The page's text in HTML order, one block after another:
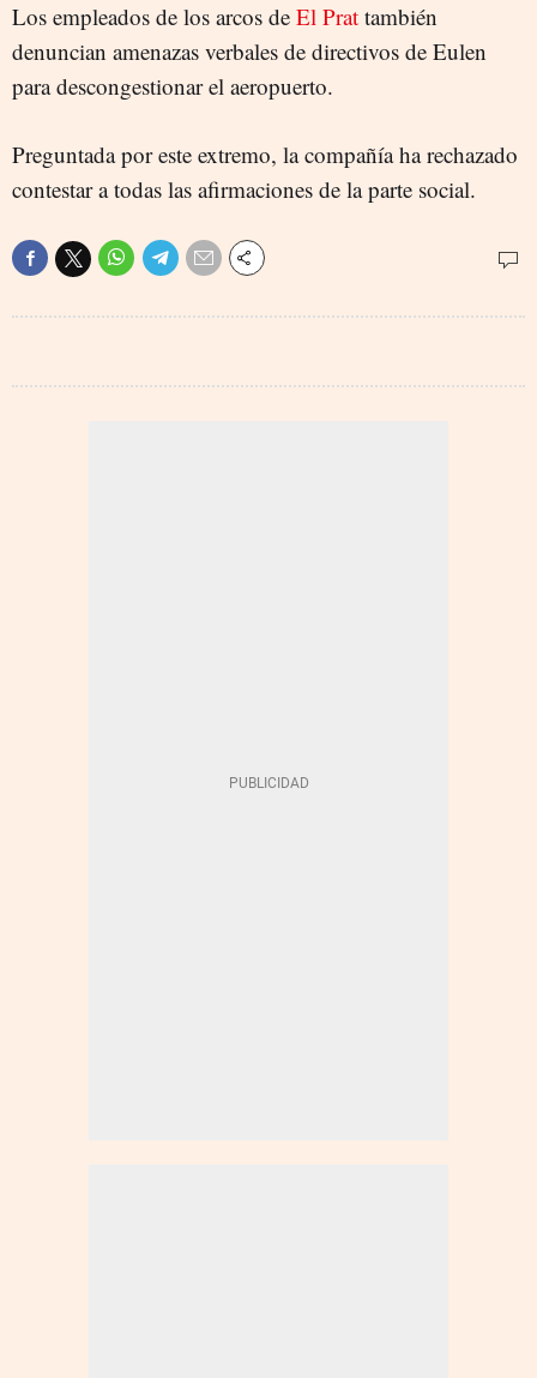
Los empleados de los arcos de El Prat también
denuncian amenazas verbales de directivos de Eulen
para descongestionar el aeropuerto.
Preguntada por este extremo, la compañía ha rechazado
contestar a todas las afirmaciones de la parte social.